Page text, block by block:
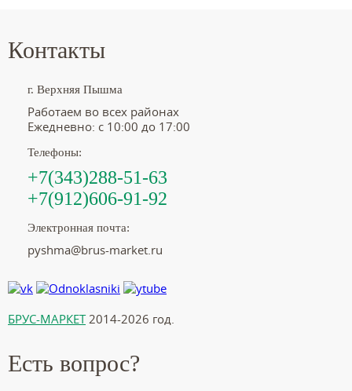
Контакты
г. Верхняя Пышма
Работаем во всех районах
Ежедневно: с 10:00 до 17:00
Телефоны:
+7(343)288-51-63
+7(912)606-91-92
Электронная почта:
pyshma@brus-market.ru
БРУС-МАРКЕТ2014-2026 год.
Есть вопрос?